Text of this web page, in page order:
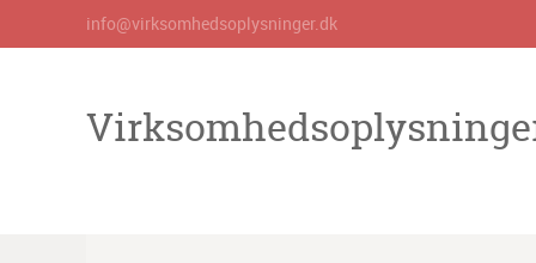
info@virksomhedsoplysninger.dk